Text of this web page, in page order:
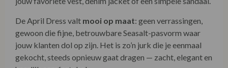
De April Dress valt mooi op maat: geen verrassingen,
gewoon die fijne, betrouwbare Seasalt-pasvorm waar
jouw klanten dol op zijn. Het is zo’n jurk die je eenmaal
gekocht, steeds opnieuw gaat dragen — zacht, elegant en